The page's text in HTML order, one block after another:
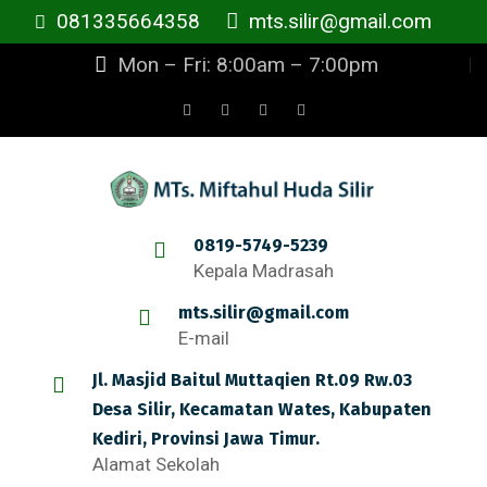
081335664358
mts.silir@gmail.com
Mon – Fri: 8:00am – 7:00pm
0819-5749-5239
Kepala Madrasah
mts.silir@gmail.com
E-mail
Jl. Masjid Baitul Muttaqien Rt.09 Rw.03
Desa Silir, Kecamatan Wates, Kabupaten
Kediri, Provinsi Jawa Timur.
Alamat Sekolah